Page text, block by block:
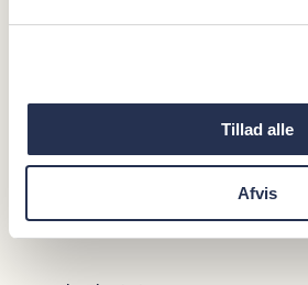
Tillad alle
Afvis